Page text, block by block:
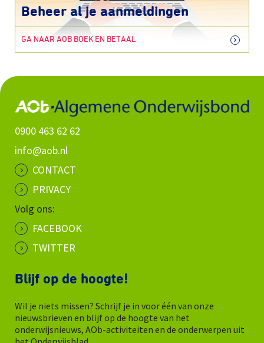
Beheer al je aanmeldingen
GA NAAR AOB BOEK EN BETAAL
0900 463 62 62
info@aob.nl
CONTACT
PRIVACY
Volg ons:
FACEBOOK
TWITTER
Blijf op de hoogte!
Wil je niets missen? Schrijf je in voor één van onze
nieuwsbrieven en blijf op de hoogte van het
onderwijsnieuws, AOb-activiteiten en de onderwerpen uit